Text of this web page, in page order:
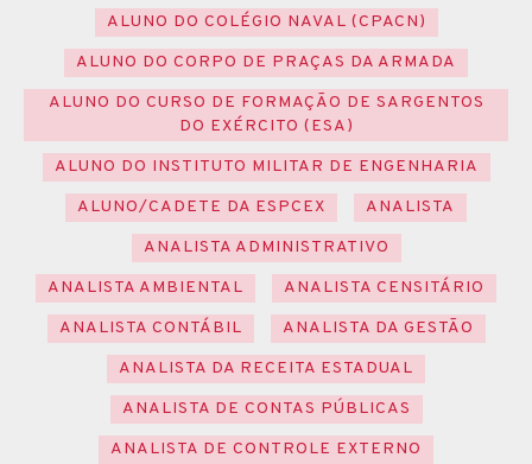
ALUNO DO COLÉGIO NAVAL (CPACN)
ALUNO DO CORPO DE PRAÇAS DA ARMADA
ALUNO DO CURSO DE FORMAÇÃO DE SARGENTOS
DO EXÉRCITO (ESA)
ALUNO DO INSTITUTO MILITAR DE ENGENHARIA
ALUNO/CADETE DA ESPCEX
ANALISTA
ANALISTA ADMINISTRATIVO
ANALISTA AMBIENTAL
ANALISTA CENSITÁRIO
ANALISTA CONTÁBIL
ANALISTA DA GESTÃO
ANALISTA DA RECEITA ESTADUAL
ANALISTA DE CONTAS PÚBLICAS
ANALISTA DE CONTROLE EXTERNO